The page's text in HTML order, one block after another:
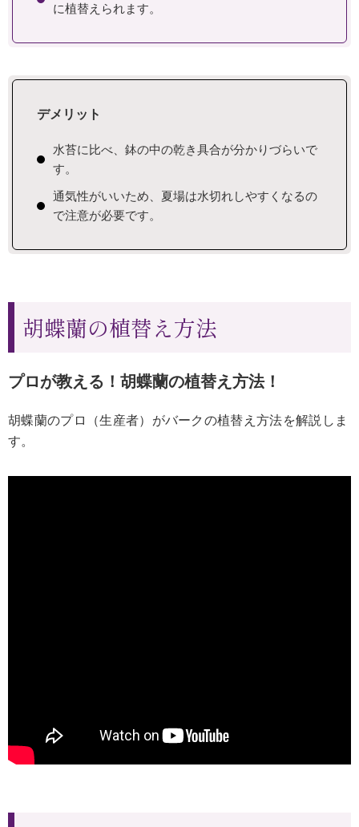
に植替えられます。
デメリット
水苔に比べ、鉢の中の乾き具合が分かりづらいで
す。
通気性がいいため、夏場は水切れしやすくなるの
で注意が必要です。
胡蝶蘭の植替え方法
プロが教える！胡蝶蘭の植替え方法！
胡蝶蘭のプロ（生産者）がバークの植替え方法を解説しま
す。